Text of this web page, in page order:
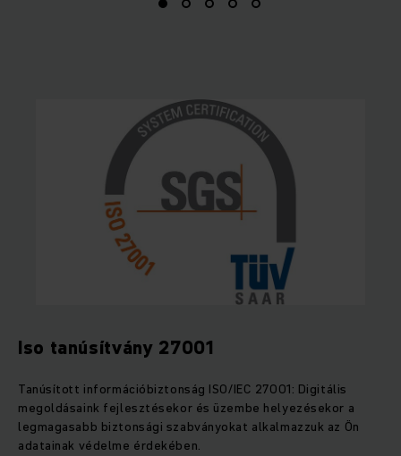
Iso tanúsítvány 27001
Tanúsított információbiztonság ISO/IEC 27001: Digitális
megoldásaink fejlesztésekor és üzembe helyezésekor a
legmagasabb biztonsági szabványokat alkalmazzuk az Ön
adatainak védelme érdekében.